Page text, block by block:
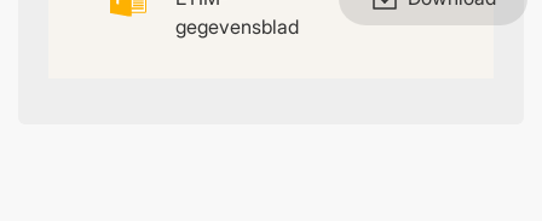
gegevensblad